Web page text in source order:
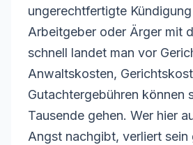
ungerechtfertigte
Arbeitgeber oder Ärger mit
schnell landet man vor
Anwaltskosten,
Gutachtergebühren können
Tausende gehen. Wer hier
Angst nachgibt, verliert sein